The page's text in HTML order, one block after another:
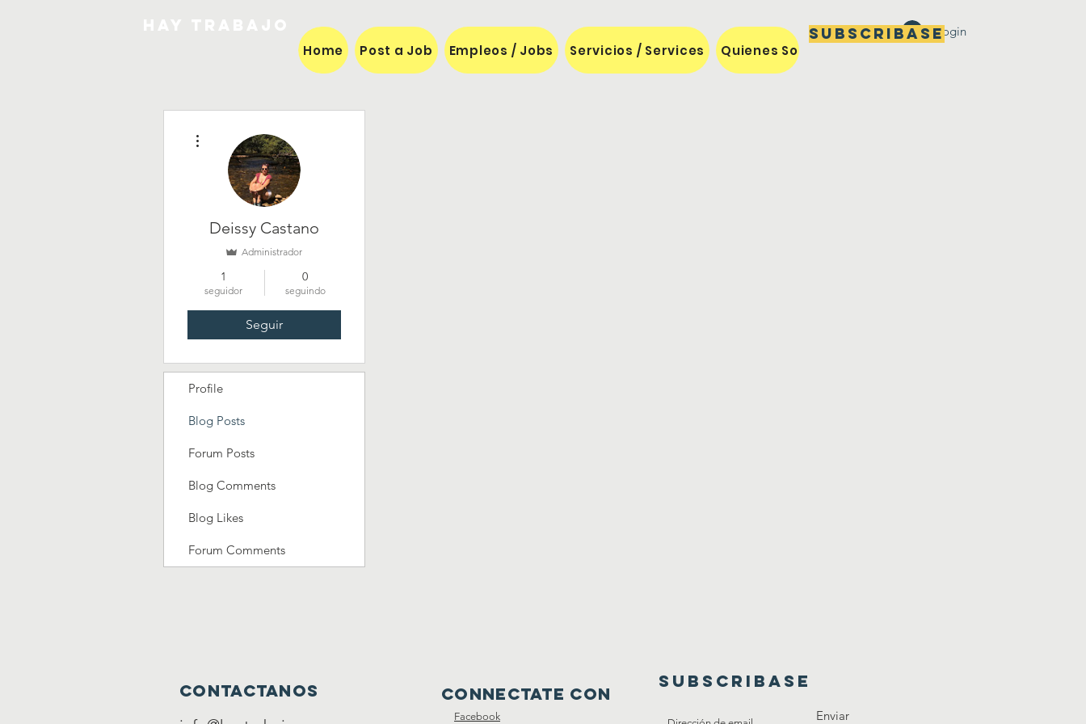
Subscribase
Home Post a Job Empleos / Jobs Servicios / Services Quienes Somos / Our Mission
Login
Deissy Castano
Administrador
1
seguidor
0
seguindo
Seguir
Profile
Blog Posts
Forum Posts
Blog Comments
Blog Likes
Forum Comments
contactanos connectate con
SUBSCRIBASE
Enviar
Facebook